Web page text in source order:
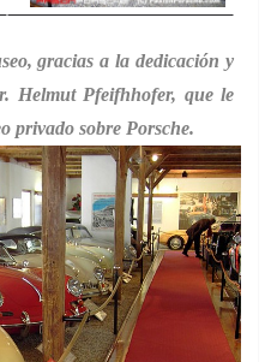
gracias a la dedicación y
Helmut Pfeifhhofer, que le
privado sobre Porsche.